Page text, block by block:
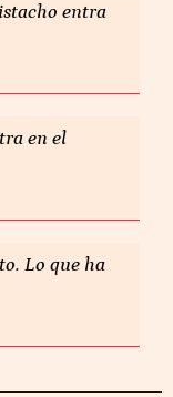
entra
en el
Lo que ha